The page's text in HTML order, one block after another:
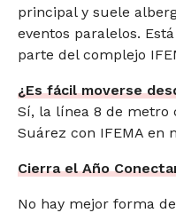
principal y suele
eventos paralelos.
parte del complejo
¿Es fácil moverse
Sí, la línea 8 de metro
Suárez con IFEMA en
Cierra el Año
No hay mejor forma